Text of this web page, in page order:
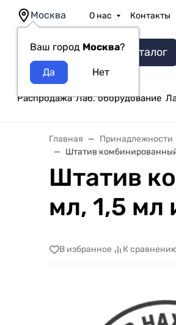
Москва
Ваш город Москва?
О нас Контакты
Каталог
Распродажа Лаб. оборудование
Главная Принадлежности
Штатив
Штатив
мл, 1,5 мл
В избранное К